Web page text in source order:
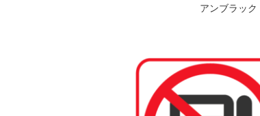
アンブラック